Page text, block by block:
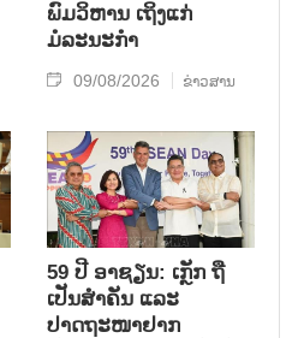
ພົມວິຫານ ເຖິງແກ່
ມໍລະນະກຳ
09/08/2026 ຂ່າວສານ
59 ປີ ອາຊຽນ: ເກຼັກ ຖື
ເປັນສຳຄັນ ແລະ
ປາດຖະໜາຢາກ